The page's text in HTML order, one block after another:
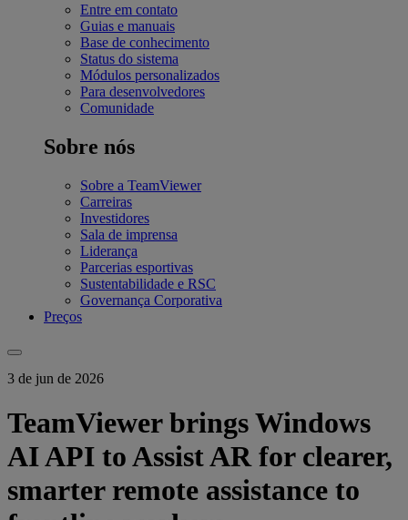
Entre em contato
Guias e manuais
Base de conhecimento
Status do sistema
Módulos personalizados
Para desenvolvedores
Comunidade
Sobre nós
Sobre a TeamViewer
Carreiras
Investidores
Sala de imprensa
Liderança
Parcerias esportivas
Sustentabilidade e RSC
Governança Corporativa
Preços
3 de jun de 2026
TeamViewer brings Windows
AI API to Assist AR for clearer,
smarter remote assistance to